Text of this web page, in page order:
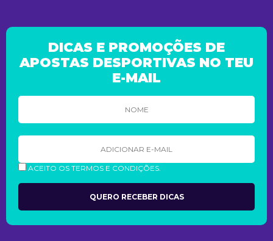
DICAS E PROMOÇÕES DE
APOSTAS DESPORTIVAS NO TEU
E-MAIL
ACEITO OS TERMOS E CONDIÇÕES.